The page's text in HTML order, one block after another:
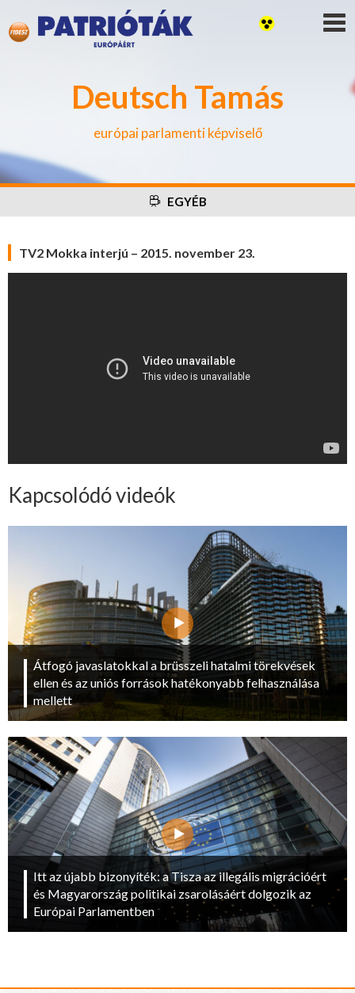
Deutsch Tamás
európai parlamenti képviselő
EGYÉB
TV2 Mokka interjú – 2015. november 23.
Kapcsolódó videók
Átfogó javaslatokkal a brüsszeli hatalmi törekvések
ellen és az uniós források hatékonyabb felhasználása
mellett
Itt az újabb bizonyíték: a Tisza az illegális migrációért
és Magyarország politikai zsarolásáért dolgozik az
Európai Parlamentben